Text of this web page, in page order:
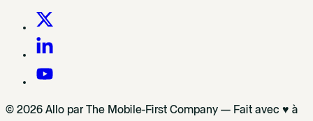
© 2026 Allo par The Mobile-First Company — Fait avec ♥ à